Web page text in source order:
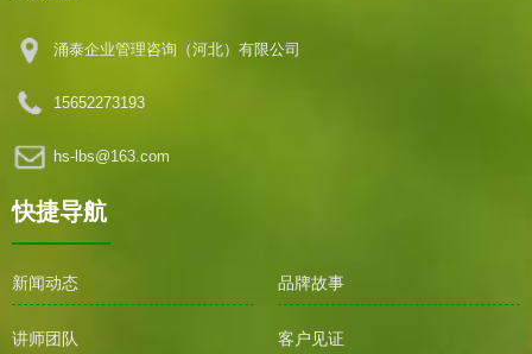
涌泰企业管理咨询（河北）有限公司
15652273193
hs-lbs@163.com
快捷导航
新闻动态 品牌故事
讲师团队 客户见证